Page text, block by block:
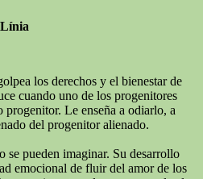
Línia
los derechos y el bienestar de
cuando uno de los progenitores
Le enseña a odiarlo, a
del progenitor alienado.
se pueden imaginar. Su desarrollo
emocional de fluir del amor de los